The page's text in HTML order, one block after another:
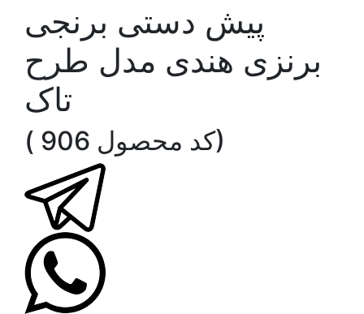
پیش دستی برنجی
برنزی هندی مدل طرح
تاک
( کد محصول 906)